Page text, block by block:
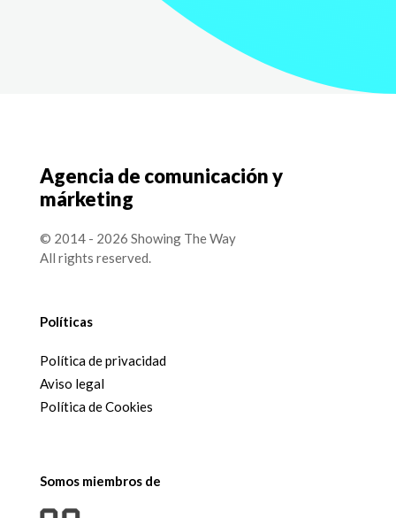
Agencia de comunicación y
márketing
© 2014 - 2026 Showing The Way
All rights reserved.
Políticas
Política de privacidad
Aviso legal
Política de Cookies
Somos miembros de